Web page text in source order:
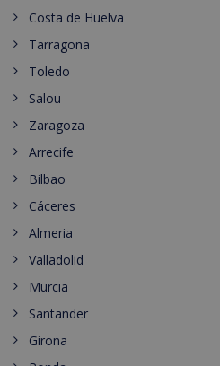
Costa de Huelva
Tarragona
Toledo
Salou
Zaragoza
Arrecife
Bilbao
Cáceres
Almeria
Valladolid
Murcia
Santander
Girona